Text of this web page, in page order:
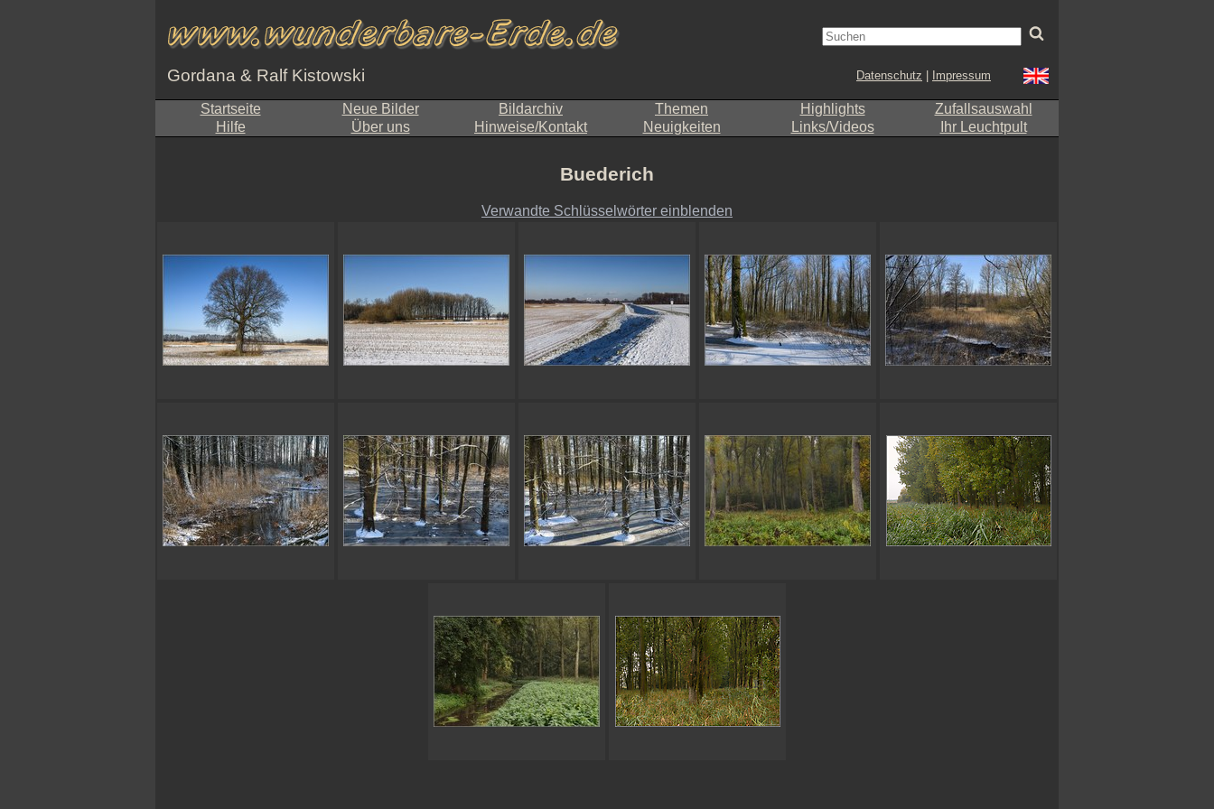
Gordana & Ralf Kistowski Datenschutz Impressum
Startseite Neue Bilder Bildarchiv Themen Highlights
Zufallsauswahl
Hilfe
Über uns Hinweise/Kontakt Neuigkeiten Links/Videos Ihr Leuchtpult
Buederich
Verwandte Schlüsselwörter einblenden